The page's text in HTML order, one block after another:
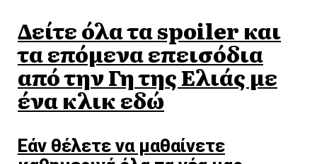
Δείτε όλα τα spoiler και
τα επόμενα επεισόδια
από την Γη της Ελιάς με
ένα κλικ εδώ
Εάν θέλετε να μαθαίνετε